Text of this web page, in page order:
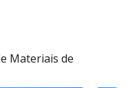
Materiais de